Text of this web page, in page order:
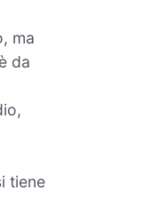
ma
da
tiene